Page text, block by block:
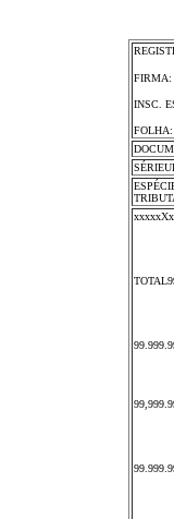
FIRMA:
INSC.